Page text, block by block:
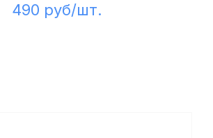
490 руб/шт.